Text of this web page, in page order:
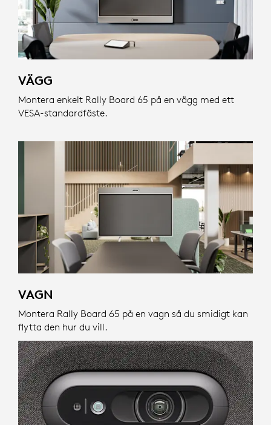
VÄGG
Montera enkelt Rally Board 65 på en vägg med ett
VESA-standardfäste.
VAGN
Montera Rally Board 65 på en vagn så du smidigt kan
flytta den hur du vill.